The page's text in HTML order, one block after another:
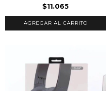
$11.065
AGREGAR AL CARRITO